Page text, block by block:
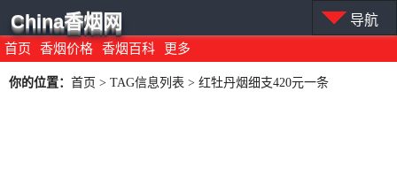
首页 香烟价格 香烟百科 更多
China香烟网 导航
你的位置： 首页 > TAG信息列表 > 红牡丹烟细支420元一条